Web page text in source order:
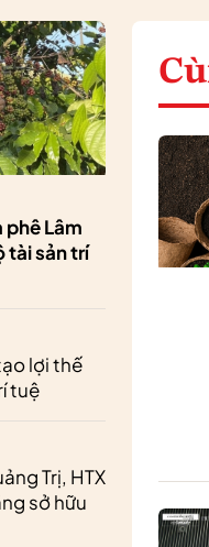
phê Lâm
tài sản trí
lợi thế
tuệ
Trị, HTX
sở hữu